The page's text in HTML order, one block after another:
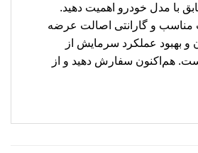
با مدل خودرو اهمیت دهید.
مناسب و گارانتی اصالت عرضه
بهبود عملکرد سرمایش از
هم‌اکنون سفارش دهید و از